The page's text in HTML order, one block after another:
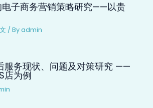
电子商务营销策略研究——以贵
/ Byadmin
服务现状、问题及对策研究 ——
店为例